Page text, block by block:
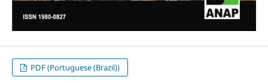
PDF (Portuguese (Brazil))